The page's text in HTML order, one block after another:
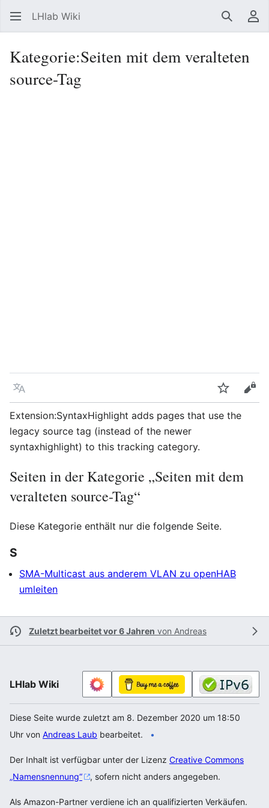
LHlab Wiki Suchen
Kategorie:Seiten mit dem veralteten
source-Tag
Sprache
Extension:SyntaxHighlight adds pages that use the
legacy source tag (instead of the newer
syntaxhighlight) to this tracking category.
Seiten in der Kategorie „Seiten mit dem
veralteten source-Tag“
Diese Kategorie enthält nur die folgende Seite.
S
SMA-Multicast aus anderem VLAN zu openHAB
umleiten
Zuletzt bearbeitet vor 6 Jahren von Andreas
LHlab Wiki
Diese Seite wurde zuletzt am 8. Dezember 2020 um 18:50
Uhr von Andreas Laub bearbeitet.
Der Inhalt ist verfügbar unter der Lizenz Creative Commons
„Namensnennung“
, sofern nicht anders angegeben.
Als Amazon-Partner verdiene ich an qualifizierten Verkäufen.